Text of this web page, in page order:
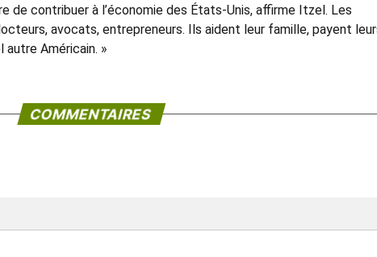
de contribuer à l’économie des États-Unis, affirme Itzel. Les
avocats, entrepreneurs. Ils aident leur famille, payent
Américain. »
COMMENTAIRES